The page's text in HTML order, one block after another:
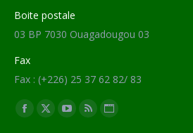
Boite postale
03 BP 7030 Ouagadougou 03
Fax
Fax : (+226) 25 37 62 82/ 83
Trouvez nous sur :
Facebook
X
YouTube
RSS Site